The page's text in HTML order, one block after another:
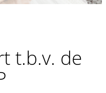
t.b.v. de